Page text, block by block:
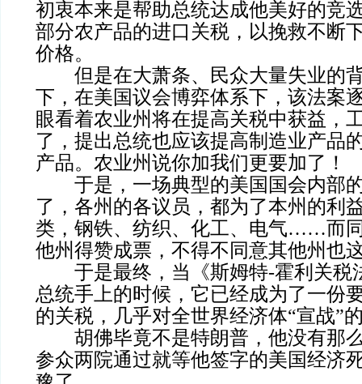
初衷本来是帮助总统达成他美好的竞
部分农产品的进口关税，以挽救不断
价格。
但是在大萧条、民众大量失业的
下，在美国议会博弈体系下，该法
眼看着农业州将在提高关税中获益，
了，提出总统也应该提高制造业产品
产品。农业州说你加我们更要加了！
于是，一场典型的美国国会内部的
了，各州的各议员，都为了本州的利
类，钢铁、纺织、化工、电气……而
他州得赞成票，不得不同意其他州也
于是最终，当《斯姆特-霍利关税
总统手上的时候，它已经成为了一份
的关税，几乎对全世界经济体“宣战”
胡佛毕竟不是特朗普，他没有那
参众两院通过就等他签字的美国经济